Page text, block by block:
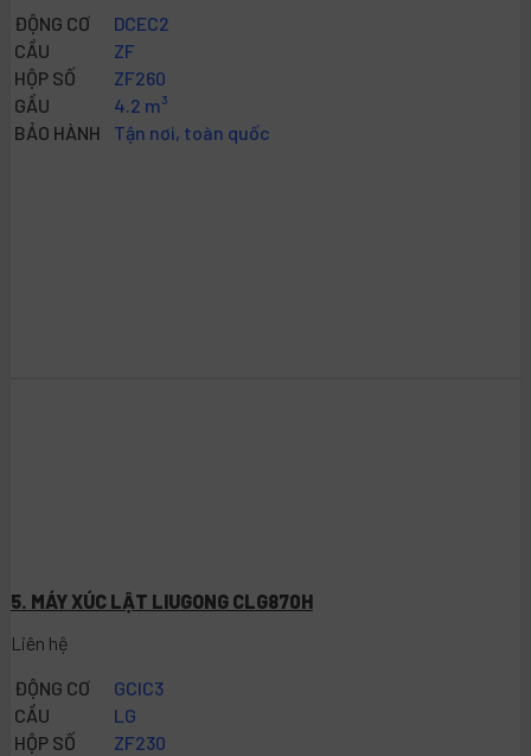
ĐỘNG CƠ
DCEC2
CẦU
ZF
HỘP SỐ
ZF260
GẦU
4.2 m³
BẢO HÀNH
Tận nơi, toàn quốc
5. MÁY XÚC LẬT LIUGONG CLG870H
Liên hệ
ĐỘNG CƠ
GCIC3
CẦU
LG
HỘP SỐ
ZF230